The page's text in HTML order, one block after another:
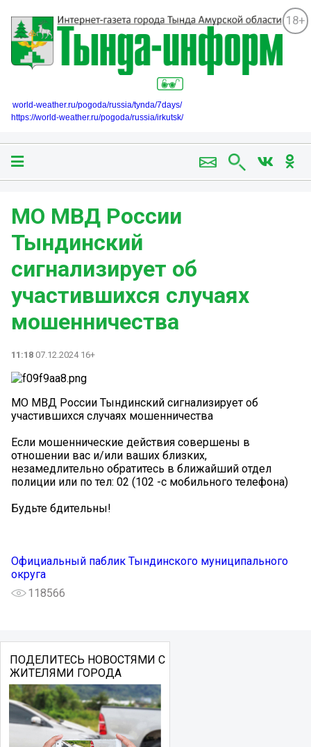
18+
world-weather.ru/pogoda/russia/tynda/7days/
https://world-weather.ru/pogoda/russia/irkutsk/
МО МВД России
Тындинский
сигнализирует об
участившихся случаях
мошенничества
11:18 07.12.2024 16+
МО МВД России Тындинский сигнализирует об
участившихся случаях мошенничества
Если мошеннические действия совершены в
отношении вас и/или ваших близких,
незамедлительно обратитесь в ближайший отдел
полиции или по тел: 02 (102 -с мобильного телефона)
Будьте бдительны!
Официальный паблик Тындинского муниципального
округа
118566
ПОДЕЛИТЕСЬ НОВОСТЯМИ С
ЖИТЕЛЯМИ ГОРОДА